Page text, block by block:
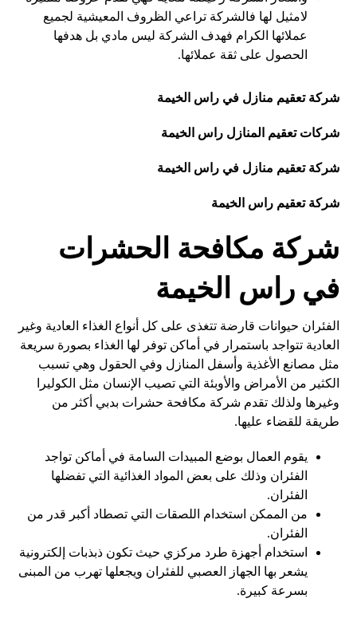
لامثيل لها فالشركة تراعي الظروف المعيشية لجميع
عملائها الكرام فهدف الشركة ليس مادي بل هدفها
الحصول على ثقة عملائها.
شركة تعقيم منازل في راس الخيمة
شركات تعقيم المنازل راس الخيمة
شركة تعقيم منازل في راس الخيمة
شركة تعقيم راس الخيمة
شركة مكافحة الحشرات
في راس الخيمة
الفئران حيوانات قارضة تتغذى على كل أنواع الغذاء العادية وغير
العادية تتواجد باستمرار في أماكن توفر لها الغذاء بصورة سريعة
مثل مصانع الأغذية وأسفل المنازل وفي الحقول وهي تسبب
الكثير من الأمراض والأوبئة التي تصيب الإنسان مثل الكوليرا
وغيرها ولذلك تقدم شركة مكافحة حشرات بدبي أكثر من
طريقة للقضاء عليها.
يقوم العمال بوضع المبيدات السامة في أماكن تواجد
الفئران وذلك على بعض المواد الغذائية التي تفضلها
الفئران.
من الممكن استخدام اللصقات التي تصطاد أكبر قدر من
الفئران.
استخدام أجهزة طرد مركزي حيث تكون ذبذبات إلكترونية
يشعر بها الجهاز العصبي للفئران ويجعلها تهرب من المبنى
بسرعة كبيرة.